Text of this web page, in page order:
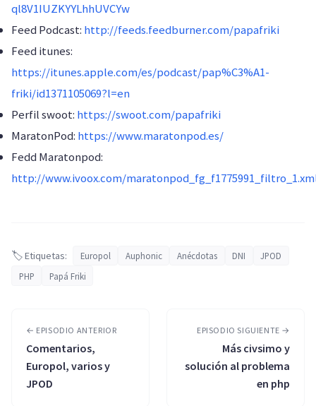
ql8V1IUZKYYLhhUVCYw
Feed Podcast: http://feeds.feedburner.com/papafriki
Feed itunes:
https://itunes.apple.com/es/podcast/pap%C3%A1-
friki/id1371105069?l=en
Perfil swoot: https://swoot.com/papafriki
MaratonPod: https://www.maratonpod.es/
Fedd Maratonpod:
http://www.ivoox.com/
🏷️ Etiquetas: Europol Auphonic Anécdotas DNI
JPOD
PHP
Papá Friki
← EPISODIO ANTERIOR
Comentarios,
Europol, varios y
JPOD
EPISODIO SIGUIENTE →
Más civsimo y
solución al problema
en php